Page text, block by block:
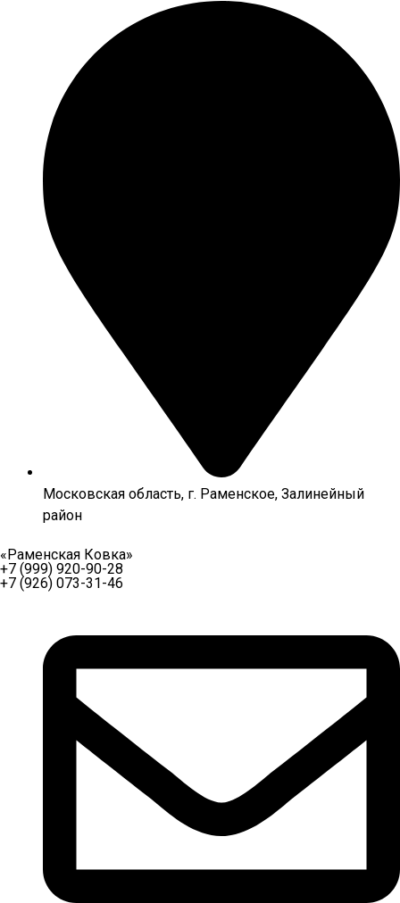
Московская область, г. Раменское, Залинейный
район
«Раменская Ковка»
+7 (999) 920-90-28
+7 (926) 073-31-46